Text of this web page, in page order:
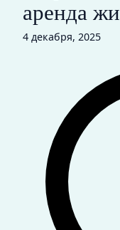
аренда
4 декабря, 2025